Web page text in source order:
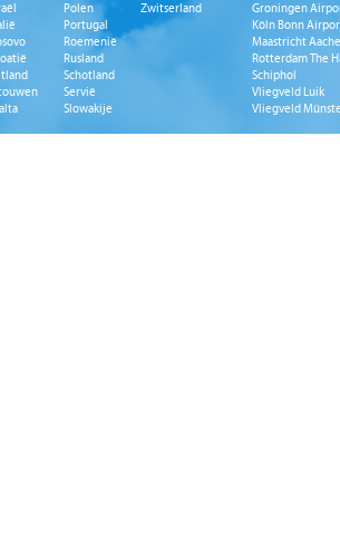
Polen
Portugal
Roemenië
Rusland
Schotland
Servië
Slowakije
Zwitserland
Groningen
Köln Bonn
Maastricht
Rotterdam The
Schiphol
Vliegveld Luik
Vliegveld